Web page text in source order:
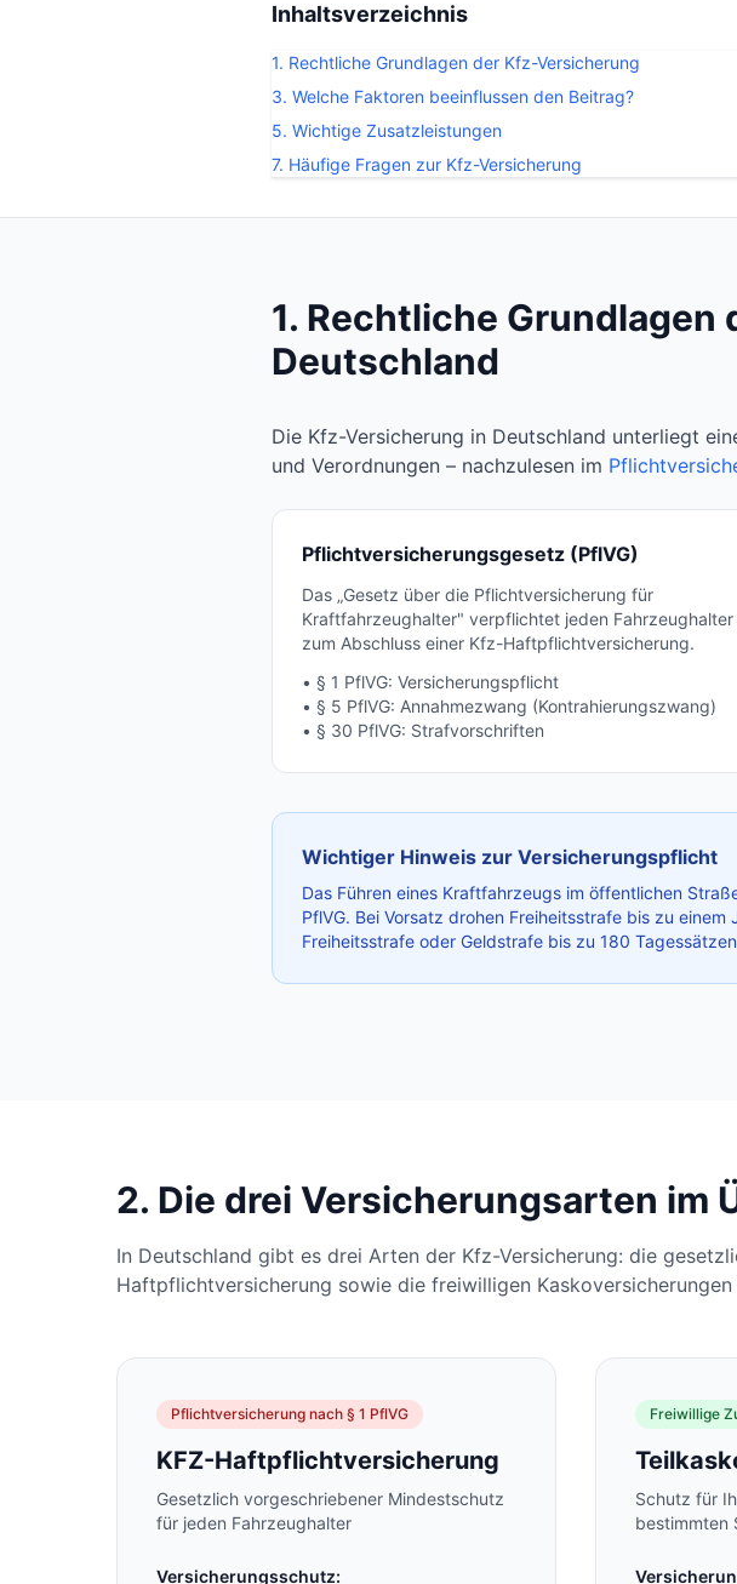
Inhaltsverzeichnis
1. Rechtliche Grundlagen der Kfz-Versicherung
3. Welche Faktoren beeinflussen den Beitrag?
5. Wichtige Zusatzleistungen
7. Häufige Fragen zur Kfz-Versicherung
1. Rechtliche
Deutschland
Die Kfz-Versicherung in Deutschland unterliegt
und Verordnungen – nachzulesen im
Pflichtversicherungsgesetz (PflVG)
Das „Gesetz über die Pflichtversicherung für
Kraftfahrzeughalter" verpflichtet jeden Fahrzeughalter
zum Abschluss einer Kfz-Haftpflichtversicherung.
• § 1 PflVG: Versicherungspflicht
• § 5 PflVG: Annahmezwang (Kontrahierungszwang)
• § 30 PflVG: Strafvorschriften
Wichtiger Hinweis zur Versicherungspflicht
Das Führen eines Kraftfahrzeugs im öffentlichen
PflVG. Bei Vorsatz drohen Freiheitsstrafe bis zu
Freiheitsstrafe oder Geldstrafe bis zu 180
2. Die drei Versicherungsarten im
In Deutschland gibt es drei Arten der Kfz-Versicherung: die
Haftpflichtversicherung sowie die freiwilligen
Pflichtversicherung nach § 1 PflVG
KFZ-Haftpflichtversicherung
Gesetzlich vorgeschriebener Mindestschutz
für jeden Fahrzeughalter
Versicherungsschutz:
Freiwillige
Schutz für
bestimmten